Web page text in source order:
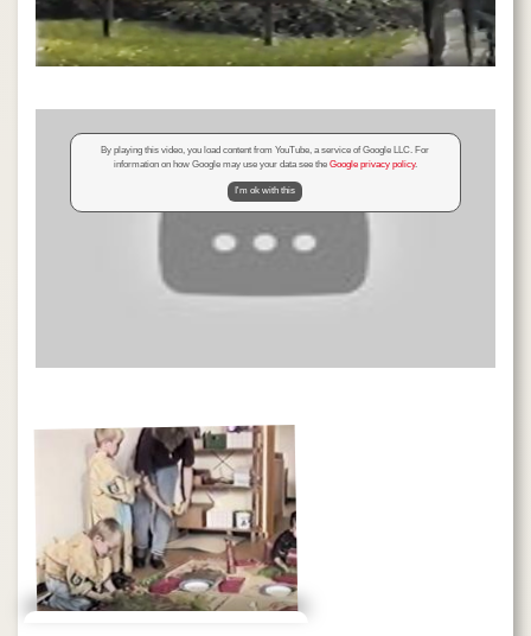
By playing this video, you load content from YouTube, a service of Google LLC. For
information on how Google may use your data see the Google privacy policy.
I'm ok with this